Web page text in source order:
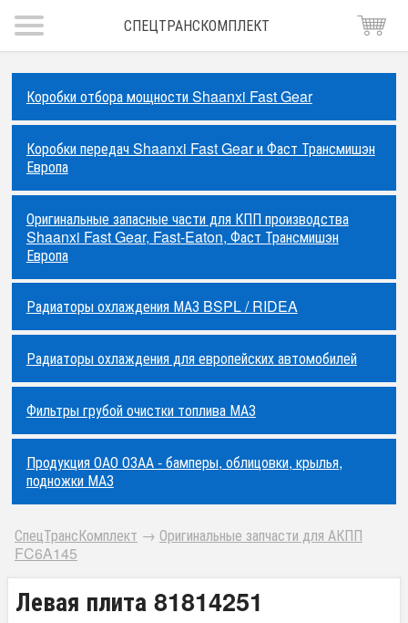
СПЕЦТРАНСКОМПЛЕКТ
Коробки отбора мощности Shaanxi Fast Gear
Коробки передач Shaanxi Fast Gear и Фаст Трансмишэн
Европа
Оригинальные запасные части для КПП производства
Shaanxi Fast Gear, Fast-Eaton, Фаст Трансмишэн
Европа
Радиаторы охлаждения МАЗ BSPL / RIDEA
Радиаторы охлаждения для европейских автомобилей
Фильтры грубой очистки топлива МАЗ
Продукция ОАО ОЗАА - бамперы, облицовки, крылья,
подножки МАЗ
СпецТрансКомплект → Оригинальные запчасти для АКПП
FC6A145
Левая плита 81814251